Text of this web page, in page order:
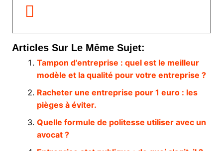
Articles Sur Le Même Sujet:
Tampon d’entreprise : quel est le meilleur
modèle et la qualité pour votre entreprise ?
Racheter une entreprise pour 1 euro : les
pièges à éviter.
Quelle formule de politesse utiliser avec un
avocat ?